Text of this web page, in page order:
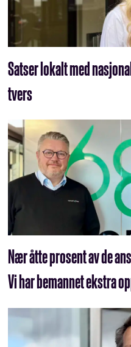
Satser lokalt med
tvers
Nær åtte prosent av de
Vi har bemannet ekstra